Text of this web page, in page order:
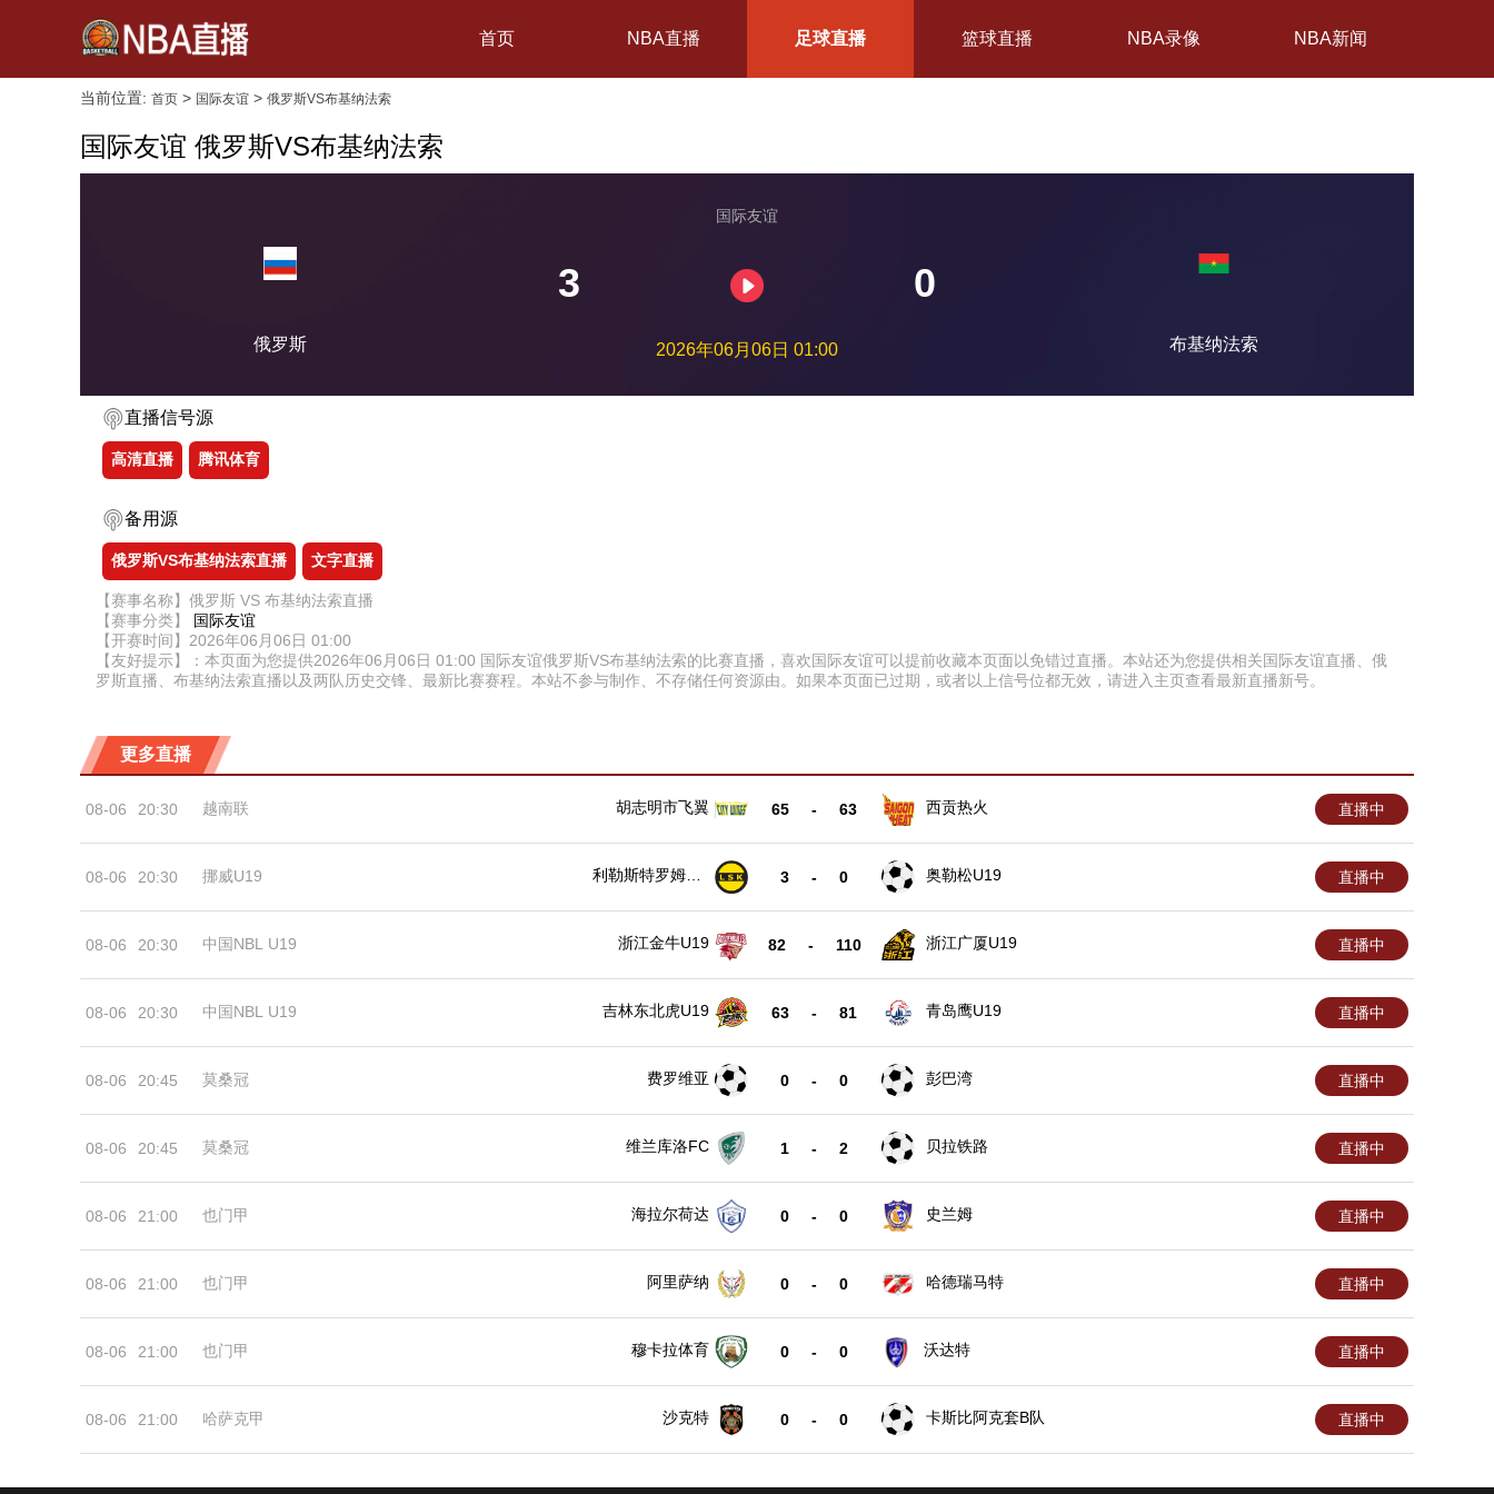
首页 NBA直播 足球直播 篮球直播 NBA录像 NBA新闻
当前位置: 首页 > 国际友谊 > 俄罗斯VS布基纳法索
国际友谊 俄罗斯VS布基纳法索
俄罗斯
国际友谊
3 0
2026年06月06日 01:00 布基纳法索
直播信号源
高清直播 腾讯体育
备用源
俄罗斯VS布基纳法索直播 文字直播
【赛事名称】俄罗斯 VS 布基纳法索直播
【赛事分类】 国际友谊
【开赛时间】2026年06月06日 01:00
【友好提示】：本页面为您提供2026年06月06日 01:00 国际友谊俄罗斯VS布基纳法索的比赛直播，喜欢国际友谊可以提前收藏本页面以免错过直播。本站还为您提供相关国际友谊直播、俄
罗斯直播、布基纳法索直播以及两队历史交锋、最新比赛赛程。本站不参与制作、不存储任何资源由。如果本页面已过期，或者以上信号位都无效，请进入主页查看最新直播新号。
更多直播
08-06 20:30 越南联 胡志明市飞翼 65 - 63 西贡热火 直播中
08-06 20:30 挪威U19
利勒斯特罗姆U1
3 - 0 奥勒松U19 直播中
08-06 20:30 中国NBL U19 浙江金牛U19 82 - 110 浙江广厦U19 直播中
08-06 20:30 中国NBL U19 吉林东北虎U19 63 - 81 青岛鹰U19 直播中
08-06 20:45 莫桑冠 费罗维亚 0 - 0 彭巴湾 直播中
08-06 20:45 莫桑冠 维兰库洛FC 1 - 2 贝拉铁路 直播中
08-06 21:00 也门甲 海拉尔荷达 0 - 0 史兰姆 直播中
08-06 21:00 也门甲 阿里萨纳 0 - 0 哈德瑞马特 直播中
08-06 21:00 也门甲 穆卡拉体育 0 - 0 沃达特 直播中
08-06 21:00 哈萨克甲 沙克特 0 - 0 卡斯比阿克套B队 直播中